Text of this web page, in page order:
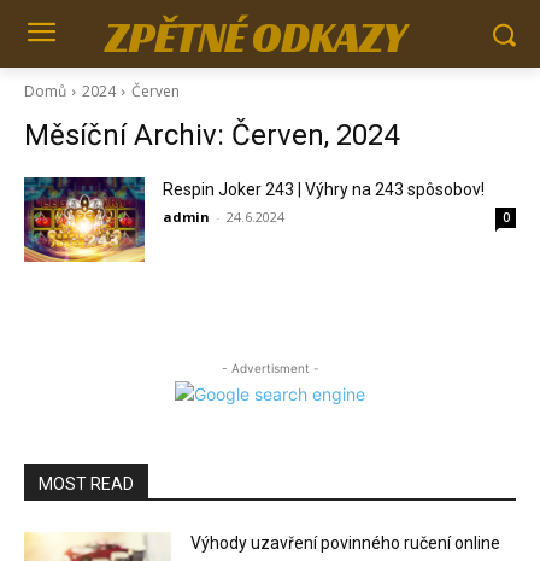
ZPĚTNÉ ODKAZY
Domů 2024 Červen
Měsíční Archiv: Červen, 2024
Respin Joker 243 | Výhry na 243 spôsobov!
admin - 24.6.2024 0
- Advertisment -
MOST READ
Výhody uzavření povinného ručení online